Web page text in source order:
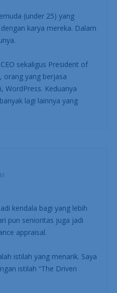
(under 25) yang
karya mereka. Dalam
sekaligus President of
orang yang berjasa
WordPress. Keduanya
lagi lainnya yang
kendala bagi yang lebih
pun senioritas juga jadi
appraisal.
istilah yang menarik. Saya
istilah “The Driven